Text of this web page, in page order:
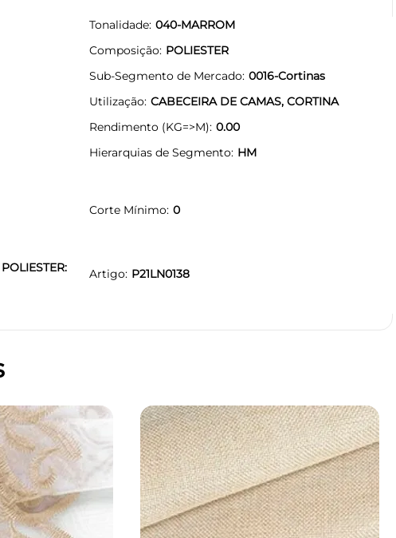
Tonalidade 040-MARROM
Composição POLIESTER
Sub-Segmento de Mercado 0016-Cortinas
Utilização CABECEIRA DE CAMAS, CORTINA
Rendimento (KG=>M) 0.00
Hierarquias de Segmento HM
Corte Mínimo 0
Artigo P21LN0138